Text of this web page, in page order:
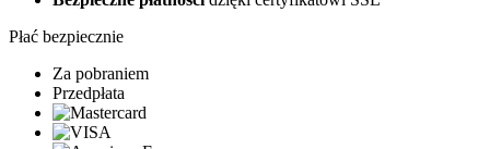
Płać bezpiecznie
Za pobraniem
Przedpłata